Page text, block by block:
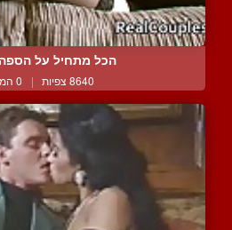
הכל מתחיל על הספה
8640 צפיות | 0 המלצות